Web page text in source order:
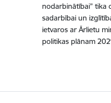
nodarbinātībai” tika
sadarbībai un
ietvaros ar Ārlietu
politikas plānam